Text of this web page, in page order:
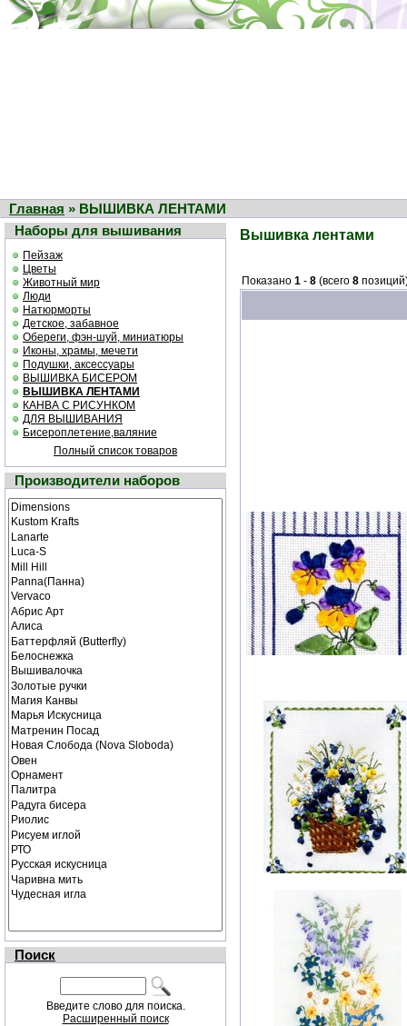
Главная » ВЫШИВКА ЛЕНТАМИ
Наборы для вышивания
Пейзаж
Цветы
Животный мир
Люди
Натюрморты
Детское, забавное
Обереги, фэн-шуй, миниатюры
Иконы, храмы, мечети
Подушки, аксессуары
ВЫШИВКА БИСЕРОМ
ВЫШИВКА ЛЕНТАМИ
КАНВА С РИСУНКОМ
ДЛЯ ВЫШИВАНИЯ
Бисероплетение,валяние
Полный список товаров
Производители наборов
Поиск
Введите слово для поиска.
Расширенный поиск
Вышивка лентами
Показано 1 - 8 (всего 8